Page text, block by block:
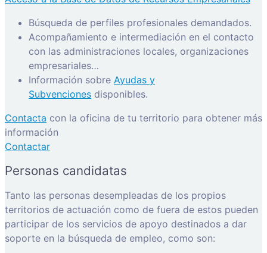
Búsqueda de perfiles profesionales demandados.
Acompañamiento e intermediación en el contacto
con las administraciones locales, organizaciones
empresariales…
Información sobre Ayudas y
Subvenciones disponibles.
Contacta con la oficina de tu territorio para obtener más
información
Contactar
Personas candidatas
Tanto las personas desempleadas de los propios
territorios de actuación como de fuera de estos pueden
participar de los servicios de apoyo destinados a dar
soporte en la búsqueda de empleo, como son: